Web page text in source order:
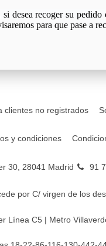
recoger su
para que pase a
clientes no registrados
y condiciones
30, 28041 Madrid 91
por C/ virgen de los
Línea C5 | Metro